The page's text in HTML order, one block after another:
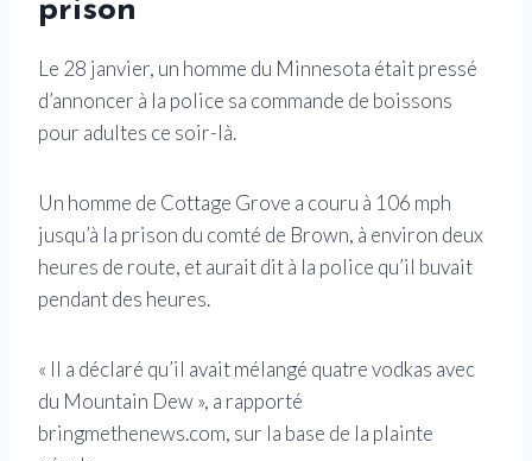
prison
Le 28 janvier, un homme du Minnesota était pressé
d’annoncer à la police sa commande de boissons
pour adultes ce soir-là.
Un homme de Cottage Grove a couru à 106 mph
jusqu’à la prison du comté de Brown, à environ deux
heures de route, et aurait dit à la police qu’il buvait
pendant des heures.
« Il a déclaré qu’il avait mélangé quatre vodkas avec
du Mountain Dew », a rapporté
bringmethenews.com, sur la base de la plainte